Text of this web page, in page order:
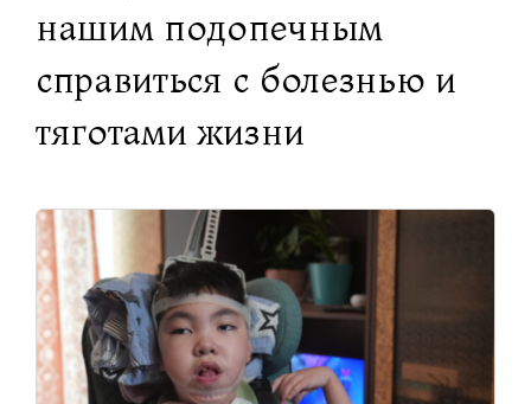
нашим подопечным
справиться с болезнью и
тяготами жизни